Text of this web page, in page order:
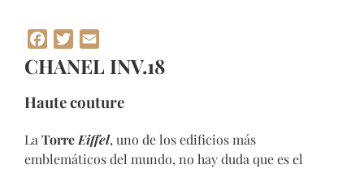
Facebook
Twitter
CHANEL INV.18
Haute couture
La Torre Eiffel, uno de los edificios más
emblemáticos del mundo, no hay duda que es el